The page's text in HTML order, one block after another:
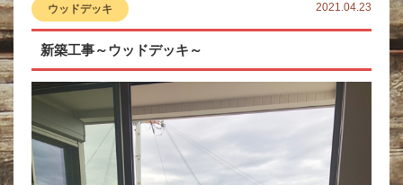
ウッドデッキ 2021.04.23
新築工事～ウッドデッキ～